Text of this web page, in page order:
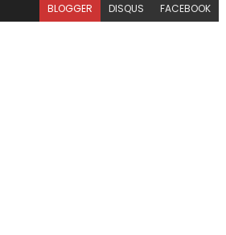
BLOGGER DISQUS FACEBOOK